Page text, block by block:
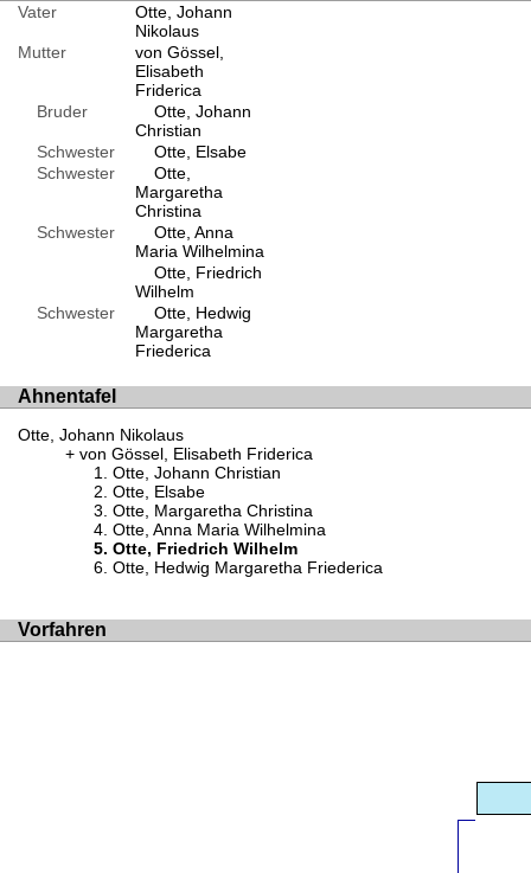
Vater
Otte, Johann
Nikolaus
Mutter
von Gössel,
Elisabeth
Friderica
Bruder
Otte, Johann
Christian
Schwester
Otte, Elsabe
Schwester
Otte,
Margaretha
Christina
Schwester
Otte, Anna
Maria Wilhelmina
Otte, Friedrich
Wilhelm
Schwester
Otte, Hedwig
Margaretha
Friederica
Ahnentafel
Otte, Johann Nikolaus
von Gössel, Elisabeth Friderica
Otte, Johann Christian
Otte, Elsabe
Otte, Margaretha Christina
Otte, Anna Maria Wilhelmina
Otte, Friedrich Wilhelm
Otte, Hedwig Margaretha Friederica
Vorfahren